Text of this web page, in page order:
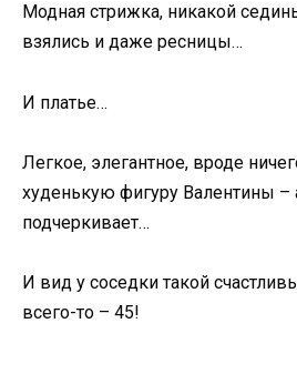
Модная стрижка, никакой
взялись и даже ресницы…
И платье…
Легкое, элегантное, вроде
худенькую фигуру Валентины –
подчеркивает…
И вид у соседки такой
всего-то – 45!